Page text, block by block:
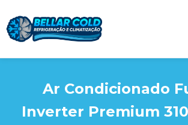
Ar Condicionado
Inverter Premium